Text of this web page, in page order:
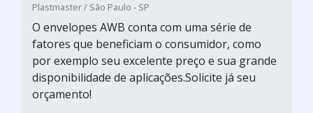
Plastmaster / São Paulo - SP
O envelopes AWB conta com uma série de
fatores que beneficiam o consumidor, como
por exemplo seu excelente preço e sua grande
disponibilidade de aplicações.Solicite já seu
orçamento!